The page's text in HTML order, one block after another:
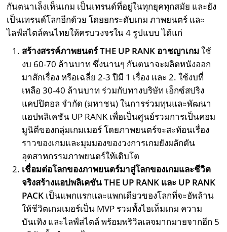
กันตนาเล็งเห็นเกม เป็นเทรนด์ที่อยู่ในทุกยุคทุกสมัย และยัง
เป็นเทรนด์โลกอีกด้วย โดยยกระดับเกม ภาพยนตร์ และ
ไลฟ์สไตล์คนไทยให้ครบวงจรใน 4 รูปแบบ ได้แก่
สร้างสรรค์ภาพยนตร์THE UP RANK อาชญาเกมใช้
งบ 60-70 ล้านบาท ซึ่งนานๆ กันตนาจะผลิตหนังออก
มาสักเรื่อง หรือเฉลี่ย 2-3 ปีมี 1 เรื่อง และ 2. ใช้งบที่
เหลือ 30-40 ล้านบาท ร่วมกับทางบริษัท เอ็กซ์สปริง
แคปปิตอล จำกัด (มหาชน) ในการร่วมทุนและพัฒนา
แอปพลิเคชัน UP RANK เพื่อเป็นศูนย์รวมการเป็นคอม
มูนิตีของกลุ่มเกมเมอร์ โดยภาพยนตร์จะสะท้อนเรื่อง
ราวของเกมและมุมมองของวงการเกมยังผลักดัน
อุตสาหกรรมภาพยนตร์ให้เติบโต
เชื่อมต่อโลกของภาพยนตร์มาสู่โลกของเกมและชีวิต
จริงสร้างแอปพลิเคชันTHE UP RANK และ UP RANK
PACK เป็นแพกแรกและแพกเดียวของโลกที่จะอัพล้าน
ให้ชีวิตเกมเมอร์เป็น MVP รวมทั้งไอเท็มเกม ความ
บันเทิง และไลฟ์สไตล์ พร้อมพริวิลเลจมากมายจากอีก 5